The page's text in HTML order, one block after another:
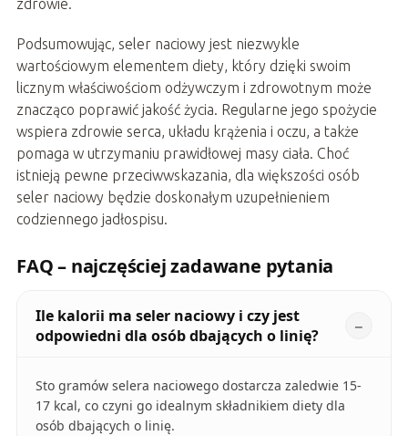
zdrowie.
Podsumowując, seler naciowy jest niezwykle
wartościowym elementem diety, który dzięki swoim
licznym właściwościom odżywczym i zdrowotnym może
znacząco poprawić jakość życia. Regularne jego spożycie
wspiera zdrowie serca, układu krążenia i oczu, a także
pomaga w utrzymaniu prawidłowej masy ciała. Choć
istnieją pewne przeciwwskazania, dla większości osób
seler naciowy będzie doskonałym uzupełnieniem
codziennego jadłospisu.
FAQ – najczęściej zadawane pytania
Ile kalorii ma seler naciowy i czy jest
odpowiedni dla osób dbających o linię?
Sto gramów selera naciowego dostarcza zaledwie 15-
17 kcal, co czyni go idealnym składnikiem diety dla
osób dbających o linię.